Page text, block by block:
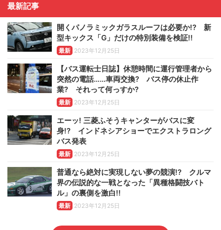
最新記事
開くパノラミックガラスルーフは必要か!? 新
型キックス「G」だけの特別装備を検証!!
最新 2023年12月25日
【バス運転士日誌】休憩時間に運行管理者から
突然の電話……車両交換? バス停の休止作
業? それって何っすか?
最新 2023年12月25日
エーッ! 三菱ふそうキャンターがバスに変
身!? インドネシアショーでエクストラロング
バス発表
最新 2023年12月25日
普通なら絶対に実現しない夢の競演!? クルマ
界の伝説的な一戦となった「異種格闘技バト
ル」の裏側を激白!!
最新 2023年12月25日